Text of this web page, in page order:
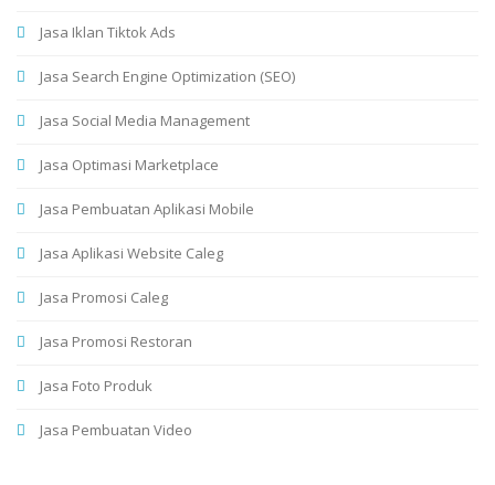
Jasa Iklan Tiktok Ads
Jasa Search Engine Optimization (SEO)
Jasa Social Media Management
Jasa Optimasi Marketplace
Jasa Pembuatan Aplikasi Mobile
Jasa Aplikasi Website Caleg
Jasa Promosi Caleg
Jasa Promosi Restoran
Jasa Foto Produk
Jasa Pembuatan Video